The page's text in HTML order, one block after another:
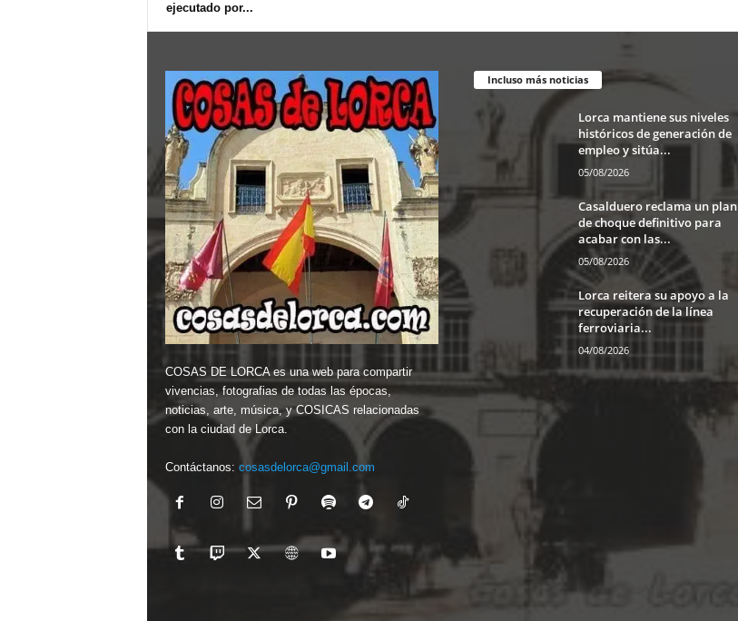
ejecutado por...
COSAS DE LORCA es una web para compartir
vivencias, fotografias de todas las épocas,
noticias, arte, música, y COSICAS relacionadas
con la ciudad de Lorca.
Contáctanos: cosasdelorca@gmail.com
Incluso más noticias
Lorca mantiene sus niveles
históricos de generación de
empleo y sitúa...
05/08/2026
Casalduero reclama un plan
de choque definitivo para
acabar con las...
05/08/2026
Lorca reitera su apoyo a la
recuperación de la línea
ferroviaria...
04/08/2026